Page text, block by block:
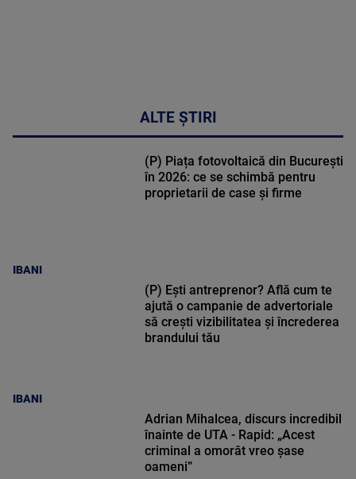
ALTE ȘTIRI
IBANI
(P) Piața fotovoltaică din București
în 2026: ce se schimbă pentru
proprietarii de case și firme
IBANI
(P) Ești antreprenor? Află cum te
ajută o campanie de advertoriale
să crești vizibilitatea și încrederea
brandului tău
Adrian Mihalcea, discurs incredibil
înainte de UTA - Rapid: „Acest
criminal a omorât vreo șase
oameni”